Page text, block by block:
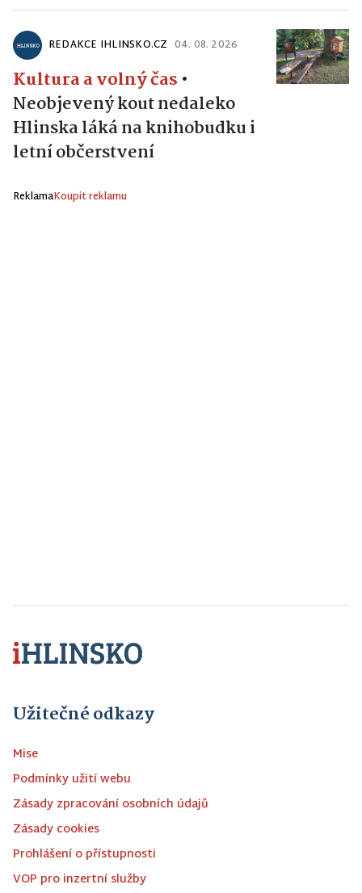
REDAKCE IHLINSKO.CZ 04. 08. 2026
Kultura a volný čas •
Neobjevený kout nedaleko
Hlinska láká na knihobudku i
letní občerstvení
ReklamaKoupit reklamu
Užitečné odkazy
Mise
Podmínky užití webu
Zásady zpracování osobních údajů
Zásady cookies
Prohlášení o přístupnosti
VOP pro inzertní služby